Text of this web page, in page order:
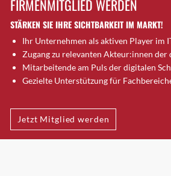
Brugg AG
Brütten
Bubendorf
Bubikon
Buchs (SG)
Bäretswil
Bülach
Cazis
FIRMENMITGLIED WERDEN
STÄRKEN SIE IHRE SICHTBARKEIT IM MARKT!
Ihr Unternehmen als aktiven Player im
Zugang zu relevanten Akteur:innen
Mitarbeitende am Puls der digitalen
Gezielte Unterstützung für
Jetzt Mitglied werden